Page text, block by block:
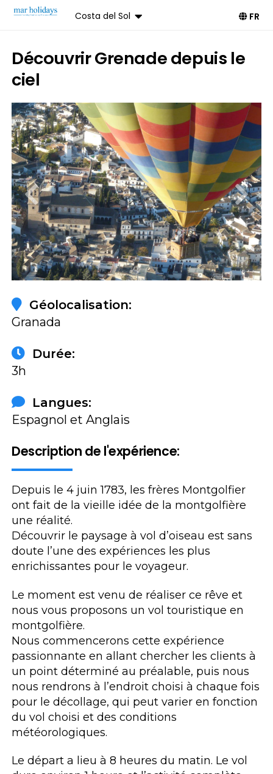
Costa del Sol FR
Découvrir Grenade depuis le
ciel
Livre
Géolocalisation:
Granada
Durée:
3h
Langues:
Espagnol et Anglais
Description de l'expérience:
Depuis le 4 juin 1783, les frères Montgolfier
ont fait de la vieille idée de la montgolfière
une réalité.
Découvrir le paysage à vol d’oiseau est sans
doute l’une des expériences les plus
enrichissantes pour le voyageur.
Le moment est venu de réaliser ce rêve et
nous vous proposons un vol touristique en
montgolfière.
Nous commencerons cette expérience
passionnante en allant chercher les clients à
un point déterminé au préalable, puis nous
nous rendrons à l’endroit choisi à chaque fois
pour le décollage, qui peut varier en fonction
du vol choisi et des conditions
météorologiques.
Le départ a lieu à 8 heures du matin. Le vol